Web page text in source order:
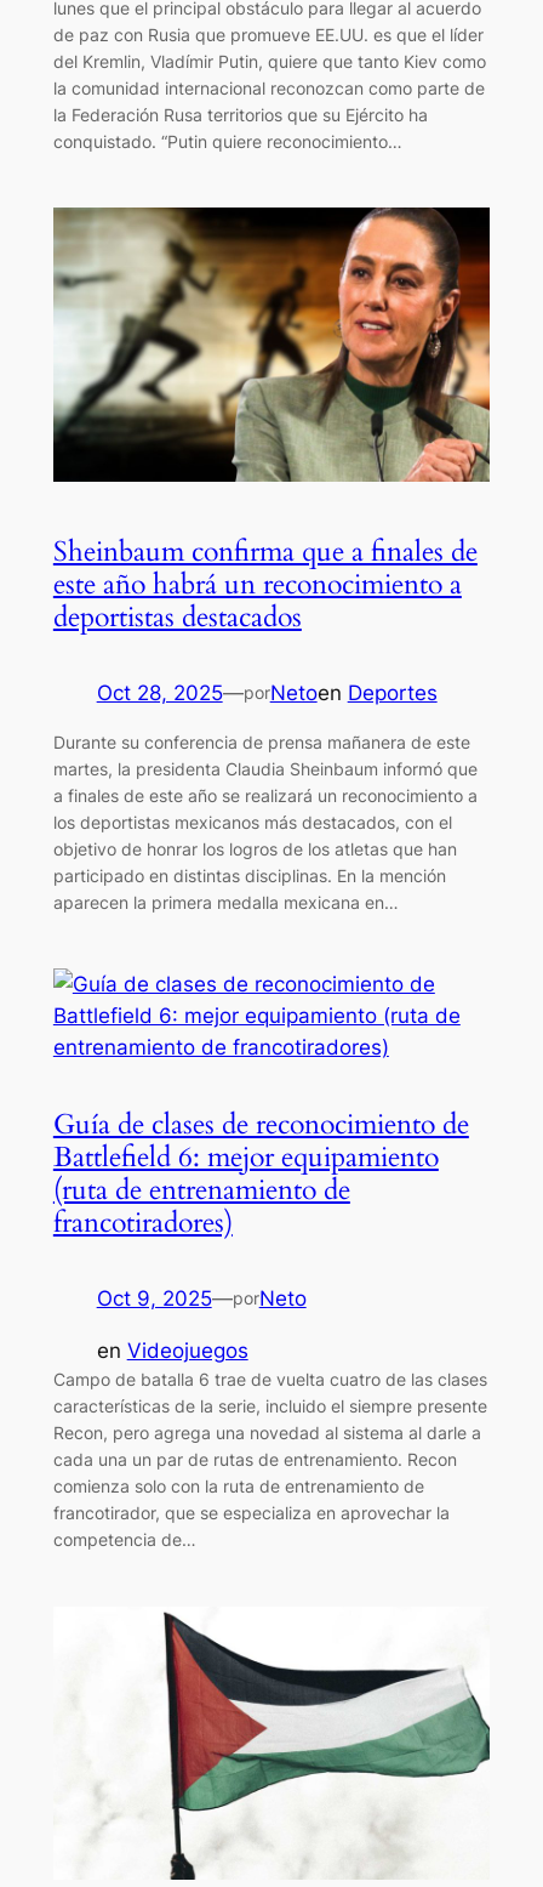
lunes que el principal obstáculo para llegar al acuerdo
de paz con Rusia que promueve EE.UU. es que el líder
del Kremlin, Vladímir Putin, quiere que tanto Kiev como
la comunidad internacional reconozcan como parte de
la Federación Rusa territorios que su Ejército ha
conquistado. “Putin quiere reconocimiento…
Sheinbaum confirma que a finales de
este año habrá un reconocimiento a
deportistas destacados
Oct 28, 2025—porNetoen Deportes
Durante su conferencia de prensa mañanera de este
martes, la presidenta Claudia Sheinbaum informó que
a finales de este año se realizará un reconocimiento a
los deportistas mexicanos más destacados, con el
objetivo de honrar los logros de los atletas que han
participado en distintas disciplinas. En la mención
aparecen la primera medalla mexicana en…
Guía de clases de reconocimiento de
Battlefield 6: mejor equipamiento
(ruta de entrenamiento de
francotiradores)
Oct 9, 2025—porNeto
en Videojuegos
Campo de batalla 6 trae de vuelta cuatro de las clases
características de la serie, incluido el siempre presente
Recon, pero agrega una novedad al sistema al darle a
cada una un par de rutas de entrenamiento. Recon
comienza solo con la ruta de entrenamiento de
francotirador, que se especializa en aprovechar la
competencia de…